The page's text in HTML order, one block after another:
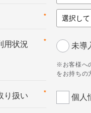
*
*
用状況 未導
※お客様へ
をお持ちの
*
り扱い 個人